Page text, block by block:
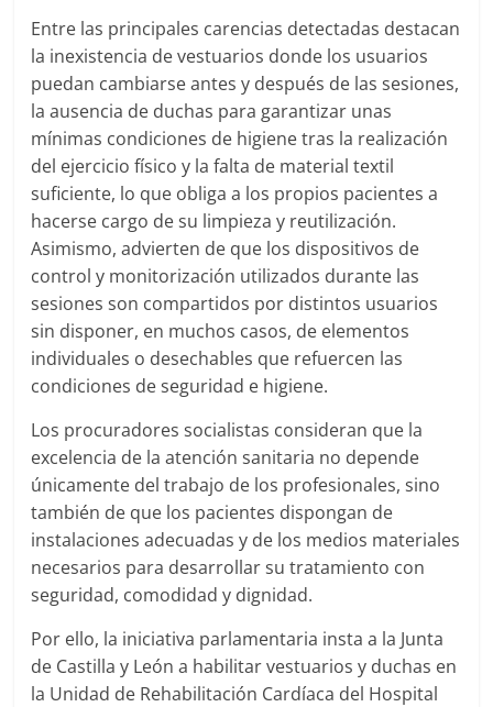
Entre las principales carencias detectadas destacan
la inexistencia de vestuarios donde los usuarios
puedan cambiarse antes y después de las sesiones,
la ausencia de duchas para garantizar unas
mínimas condiciones de higiene tras la realización
del ejercicio físico y la falta de material textil
suficiente, lo que obliga a los propios pacientes a
hacerse cargo de su limpieza y reutilización.
Asimismo, advierten de que los dispositivos de
control y monitorización utilizados durante las
sesiones son compartidos por distintos usuarios
sin disponer, en muchos casos, de elementos
individuales o desechables que refuercen las
condiciones de seguridad e higiene.
Los procuradores socialistas consideran que la
excelencia de la atención sanitaria no depende
únicamente del trabajo de los profesionales, sino
también de que los pacientes dispongan de
instalaciones adecuadas y de los medios materiales
necesarios para desarrollar su tratamiento con
seguridad, comodidad y dignidad.
Por ello, la iniciativa parlamentaria insta a la Junta
de Castilla y León a habilitar vestuarios y duchas en
la Unidad de Rehabilitación Cardíaca del Hospital